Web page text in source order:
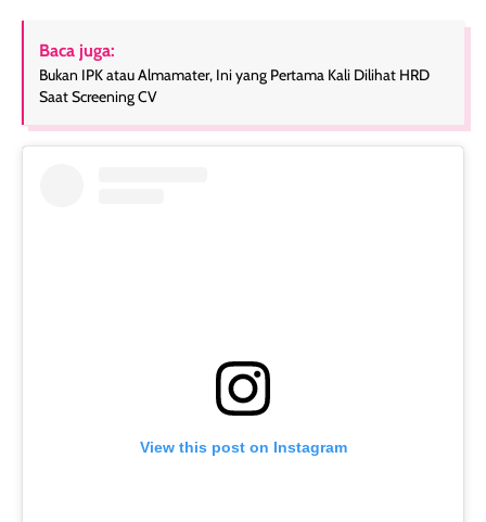
Baca juga:
Bukan IPK atau Almamater, Ini yang Pertama Kali Dilihat HRD
Saat Screening CV
View this post on Instagram